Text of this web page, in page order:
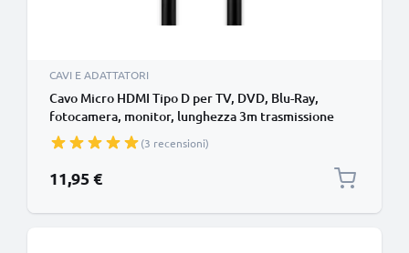
CAVI E ADATTATORI
Cavo Micro HDMI Tipo D per TV, DVD, Blu-Ray,
fotocamera, monitor, lunghezza 3m trasmissione
segnale video & audio impeccabile
(3 recensioni)
11,95 €